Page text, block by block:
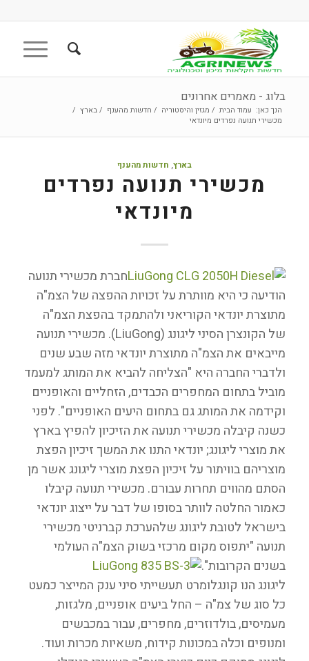
בלוג - מאמרים אחרונים
הנך כאן: עמוד הבית / מגזין והיסטוריה / חדשות מהענף / בארץ /
מכשירי תנועה נפרדים מיונדאי
בארץ, חדשות מהענף
מכשירי תנועה נפרדים
מיונדאי
חברת מכשירי תנועה
הודיעה כי היא מוותרת על זכויות ההפצה של הצמ"ה
מתוצרת יונדאי הקוריאני ולהתמקד בהפצת הצמ"ה
של הקונצרן הסיני ליגונג (LiuGong). מכשירי תנועה
מייבאים את הצמ"ה מתוצרת יונדאי מזה שבע שנים
ולדברי החברה היא "הצליחה להביא את המותג למעמד
מוביל בתחום המחפרים הכבדים, הזחליים והאופניים
וקידמה את המותג גם בתחום היעים האופניים". לפני
כשנה קיבלה מכשירי תנועה את הזיכיון להפיץ בארץ
את מוצרי ליגונג; יונדאי התנו את המשך זיכיון הפצת
מוצריהם בוויתור על זיכיון הפצת מוצרי ליגונג אשר מן
הסתם מהווים תחרות עבורם. מכשירי תנועה קיבלו
כאמור החלטה לוותר בסופו של דבר על ייצוג יונדאי
בישראל לטובת ליגונג שלהערכת קברניטי מכשירי
תנועה "יתפוס מקום מרכזי בשוק הצמ"ה העולמי
בשנים הקרובות".
ליגונג הנו קונגלומרט תעשייתי סיני ענק המייצר כמעט
כל סוג של צמ"ה – החל ביעים אופניים, מלגזות,
מעמיסים, בולדוזרים, מחפרים, עבור במכבשים
ומנופים וכלה במכונות קידוח, משאיות מכרות ועוד.